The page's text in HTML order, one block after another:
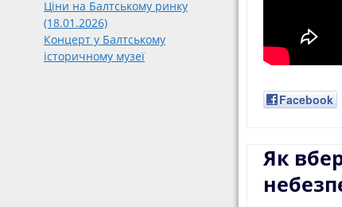
Ціни на Балтському ринку
(18.01.2026)
Концерт у Балтському
історичному музеї
Facebook
Як